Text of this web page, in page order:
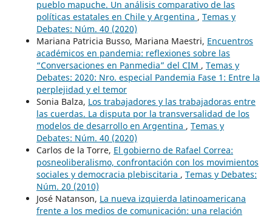
pueblo mapuche. Un análisis comparativo de las
políticas estatales en Chile y Argentina , Temas y
Debates: Núm. 40 (2020)
Mariana Patricia Busso, Mariana Maestri, Encuentros
académicos en pandemia: reflexiones sobre las
“Conversaciones en Panmedia” del CIM , Temas y
Debates: 2020: Nro. especial Pandemia Fase 1: Entre la
perplejidad y el temor
Sonia Balza, Los trabajadores y las trabajadoras entre
las cuerdas. La disputa por la transversalidad de los
modelos de desarrollo en Argentina , Temas y
Debates: Núm. 40 (2020)
Carlos de la Torre, El gobierno de Rafael Correa:
posneoliberalismo, confrontación con los movimientos
sociales y democracia plebiscitaria , Temas y Debates:
Núm. 20 (2010)
José Natanson, La nueva izquierda latinoamericana
frente a los medios de comunicación: una relación